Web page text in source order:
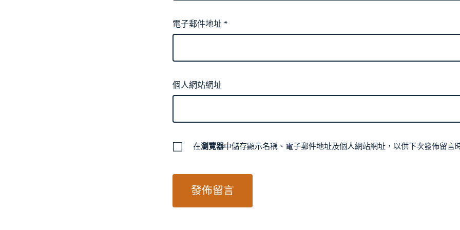
電子郵件地址*
個人網站網址
在瀏覽器中儲存顯示名稱、電子郵件地址及個人網站網址，以供下次發佈留言